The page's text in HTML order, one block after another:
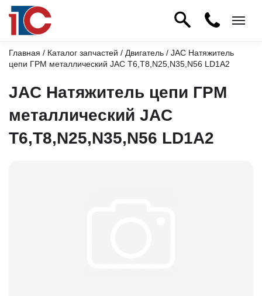
Главная / Каталог запчастей / Двигатель / JAC Натяжитель
цепи ГРМ металлический JAC T6,T8,N25,N35,N56 LD1A2
JAC Натяжитель цепи ГРМ
металлический JAC
T6,T8,N25,N35,N56 LD1A2